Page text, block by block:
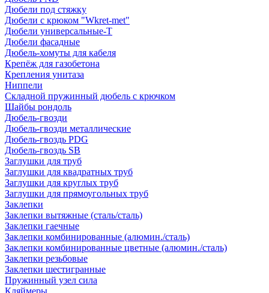
Дюбели под стяжку
Дюбели с крюком "Wkret-met"
Дюбели универсальные-Т
Дюбели фасадные
Дюбель-хомуты для кабеля
Крепёж для газобетона
Крепления унитаза
Ниппели
Складной пружинный дюбель с крючком
Шайбы рондоль
Дюбель-гвозди
Дюбель-гвозди металлические
Дюбель-гвоздь PDG
Дюбель-гвоздь SB
Заглушки для труб
Заглушки для квадратных труб
Заглушки для круглых труб
Заглушки для прямоугольных труб
Заклепки
Заклепки вытяжные (сталь/сталь)
Заклепки гаечные
Заклепки комбинированные (алюмин./сталь)
Заклепки комбинированные цветные (алюмин./сталь)
Заклепки резьбовые
Заклепки шестигранные
Пружинный узел сила
Кляймеры